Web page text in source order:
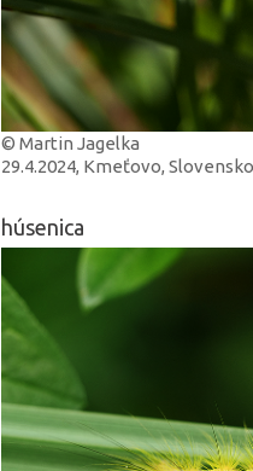
© Martin Jagelka
29.4.2024, Kmeťovo, Slovensko
húsenica